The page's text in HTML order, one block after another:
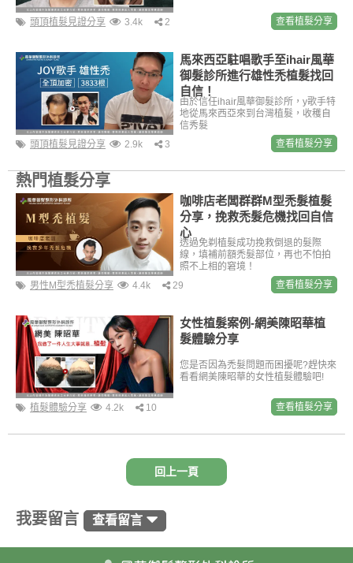
頭頂植髮見證分享 3.4k 2 查看植髮分享
馬來西亞駐唱歌手至ihair風華
御髮診所進行雄性禿植髮找回
自信！
由於信任ihair風華御髮診所，y歌手特
地從馬來西亞來到台灣植髮，收穫自
信秀髮
頭頂植髮見證分享
2.9k 3 查看植髮分享
熱門植髮分享
咖啡店老闆群群M型禿髮植髮
分享，挽救禿髮危機找回自信
心
透過免剃植髮成功挽救倒退的髮際
線，填補前額禿髮部位，再也不怕拍
照不上相的窘境！
男性M型禿植髮分享
4.4k 29 查看植髮分享
女性植髮案例-網美陳昭華植
髮體驗分享
您是否因為禿髮問題而困擾呢?趕快來
看看網美陳昭華的女性植髮體驗吧!
植髮體驗分享 4.2k 10 查看植髮分享
回上一頁
我要留言 查看留言